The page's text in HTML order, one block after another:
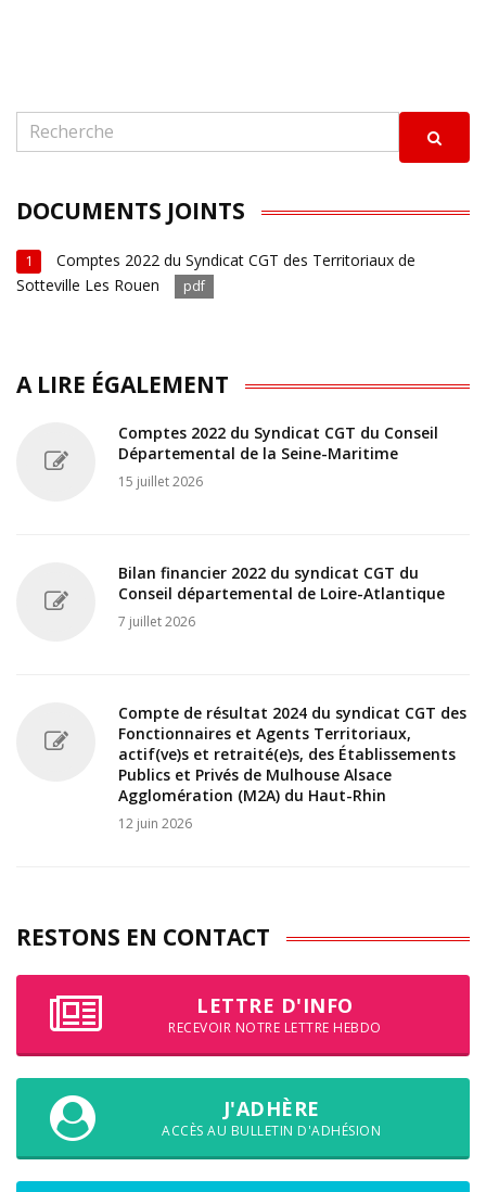
DOCUMENTS JOINTS
1
Comptes 2022 du Syndicat CGT des Territoriaux de
Sotteville Les Rouen
pdf
A LIRE ÉGALEMENT
Comptes 2022 du Syndicat CGT du Conseil
Départemental de la Seine-Maritime
15 juillet 2026
Bilan financier 2022 du syndicat CGT du
Conseil départemental de Loire-Atlantique
7 juillet 2026
Compte de résultat 2024 du syndicat CGT des
Fonctionnaires et Agents Territoriaux,
actif(ve)s et retraité(e)s, des Établissements
Publics et Privés de Mulhouse Alsace
Agglomération (M2A) du Haut-Rhin
12 juin 2026
RESTONS EN CONTACT
LETTRE D'INFO
RECEVOIR NOTRE LETTRE HEBDO
J'ADHÈRE
ACCÈS AU BULLETIN D'ADHÉSION